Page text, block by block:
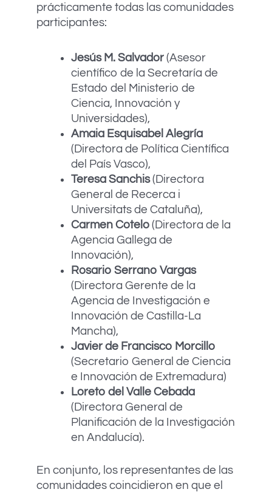
prácticamente todas las comunidades
participantes:
Jesús M. Salvador (Asesor
científico de la Secretaría de
Estado del Ministerio de
Ciencia, Innovación y
Universidades),
Amaia Esquisabel Alegría
(Directora de Política Científica
del País Vasco),
Teresa Sanchis(Directora
General de Recerca i
Universitats de Cataluña),
Carmen Cotelo (Directora de la
Agencia Gallega de
Innovación),
Rosario Serrano Vargas
(Directora Gerente de la
Agencia de Investigación e
Innovación de Castilla-La
Mancha),
Javier de Francisco Morcillo
(Secretario General de Ciencia
e Innovación de Extremadura)
Loreto del Valle Cebada
(Directora General de
Planificación de la Investigación
en Andalucía).
En conjunto, los representantes de las
comunidades coincidieron en que el